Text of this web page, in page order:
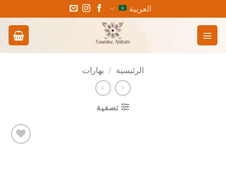
للمحتوى
العربية
الرئيسية / بهارات
تصفية